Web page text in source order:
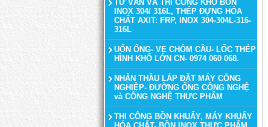
TƯ VẤN VÀ THI CÔNG KHO BỒN
INOX 304/ 316L, THÉP ĐỰNG HÓA
CHẤT AXIT: FRP, INOX 304-304L-316-
316L
UỐN ỐNG- VE CHỎM CẦU- LỐC THÉP
HÌNH KHỔ LỚN CN- 0974 060 068.
NHẬN THẦU LẮP ĐẶT MÁY CÔNG
NGHIỆP- ĐƯỜNG ỐNG CÔNG NGHỆ
và CÔNG NGHỆ THỰC PHẨM
THI CÔNG BỒN KHUẤY, MÁY KHUẤY